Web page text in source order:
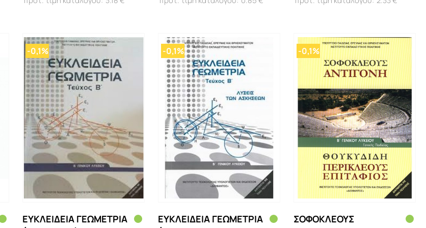
-0,1%
ΕΥΚΛΕΙΔΕΙΑ ΓΕΩΜΕΤΡΙΑ
-0,1%
ΕΥΚΛΕΙΔΕΙΑ ΓΕΩΜΕΤΡΙΑ
-0,1%
ΣΟΦΟΚΛΕΟΥΣ